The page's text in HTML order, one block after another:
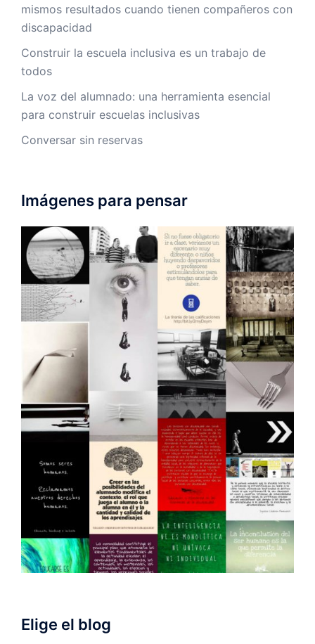
mismos resultados cuando tienen compañeros con
discapacidad
Construir la escuela inclusiva es un trabajo de
todos
La voz del alumnado: una herramienta esencial
para construir escuelas inclusivas
Conversar sin reservas
Imágenes para pensar
Elige el blog